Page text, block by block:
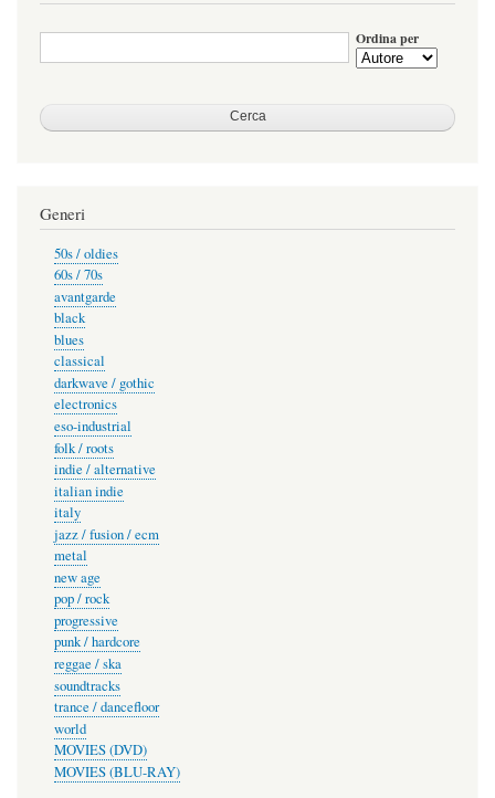
Ordina per
Generi
50s / oldies
60s / 70s
avantgarde
black
blues
classical
darkwave / gothic
electronics
eso-industrial
folk / roots
indie / alternative
italian indie
italy
jazz / fusion / ecm
metal
new age
pop / rock
progressive
punk / hardcore
reggae / ska
soundtracks
trance / dancefloor
world
MOVIES (DVD)
MOVIES (BLU-RAY)